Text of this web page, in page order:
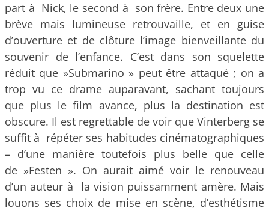
part à Nick, le second à son frère. Entre deux une
brève mais lumineuse retrouvaille, et en guise
d’ouverture et de clôture l’image bienveillante du
souvenir de l’enfance. C’est dans son squelette
réduit que »Submarino » peut être attaqué ; on a
trop vu ce drame auparavant, sachant toujours
que plus le film avance, plus la destination est
obscure. Il est regrettable de voir que Vinterberg se
suffit à répéter ses habitudes cinématographiques
– d’une manière toutefois plus belle que celle
de »Festen ». On aurait aimé voir le renouveau
d’un auteur à la vision puissamment amère. Mais
louons ses choix de mise en scène, d’esthétisme